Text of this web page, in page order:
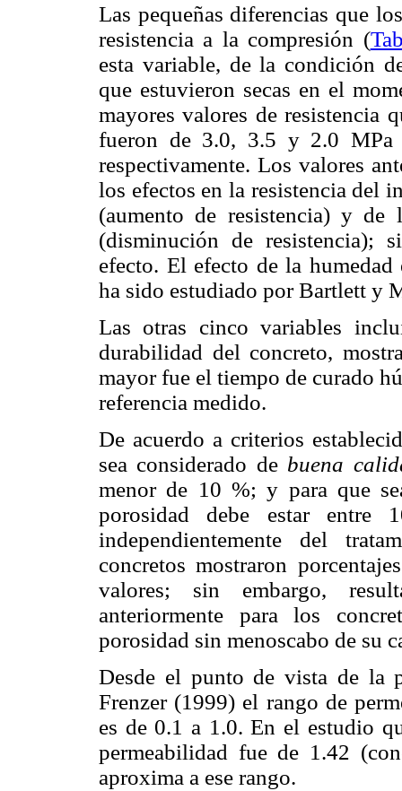
Las pequeñas diferencias que
resistencia a la compresión (
esta variable, de la condición
que estuvieron secas en el
mayores valores de resistencia
fueron de 3.0, 3.5 y 2.0
respectivamente. Los valores
los efectos en la resistencia del
(aumento de resistencia) y
(disminución de resistencia);
efecto. El efecto de la
ha sido estudiado por Bartlett y
Las otras cinco variables
durabilidad del concreto,
mayor fue el tiempo de curado
referencia medido.
De acuerdo a criterios
sea considerado de buena
menor de 10 %; y para que
porosidad debe estar
independientemente del
concretos mostraron
valores; sin embargo,
anteriormente para los
porosidad sin menoscabo de su
Desde el punto de vista de la
Frenzer (1999) el rango de
es de 0.1 a 1.0. En el estudio
permeabilidad fue de 1.42
aproxima a ese rango.